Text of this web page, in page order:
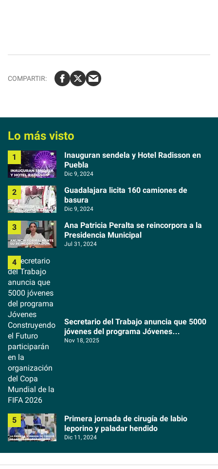
Lo más visto
Inauguran sendela y Hotel Radisson en
Puebla
Dic 9, 2024
Guadalajara licita 160 camiones de
basura
Dic 9, 2024
Ana Patricia Peralta se reincorpora a la
Presidencia Municipal
Jul 31, 2024
Secretario del Trabajo anuncia que 5000
jóvenes del programa Jóvenes
Construyendo el Futuro participarán en la
Nov 18, 2025
Primera jornada de cirugía de labio
leporino y paladar hendido
Dic 11, 2024